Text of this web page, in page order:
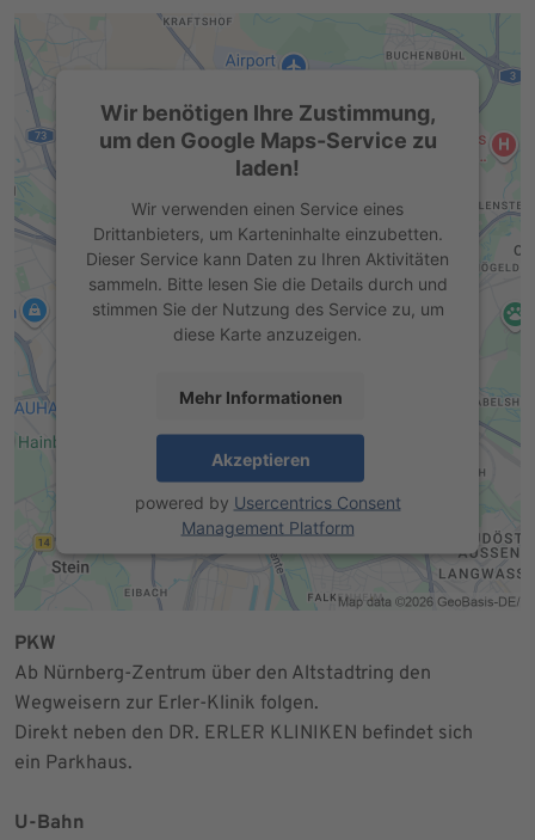
Wir benötigen Ihre Zustimmung,
um den Google Maps-Service zu
laden!
Wir verwenden einen Service eines
Drittanbieters, um Karteninhalte einzubetten.
Dieser Service kann Daten zu Ihren Aktivitäten
sammeln. Bitte lesen Sie die Details durch und
stimmen Sie der Nutzung des Service zu, um
diese Karte anzuzeigen.
Mehr Informationen
Akzeptieren
powered by Usercentrics Consent
Management Platform
PKW
Ab Nürnberg-Zentrum über den Altstadtring den
Wegweisern zur Erler-Klinik folgen.
Direkt neben den DR. ERLER KLINIKEN befindet sich
ein Parkhaus.
U-Bahn